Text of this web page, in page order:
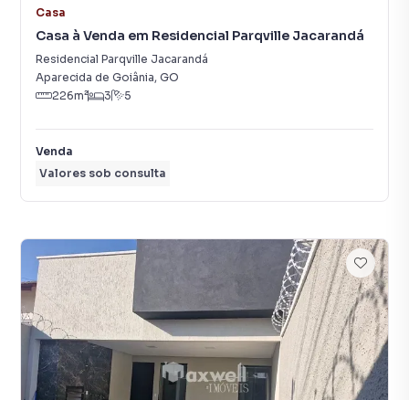
Casa
Casa à Venda em Residencial Parqville Jacarandá
Residencial Parqville Jacarandá
Aparecida de Goiânia, GO
226m² 3 5
Venda
Valores sob consulta